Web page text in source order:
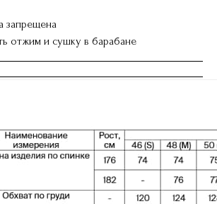
запрещена
отжим и сушку в барабане